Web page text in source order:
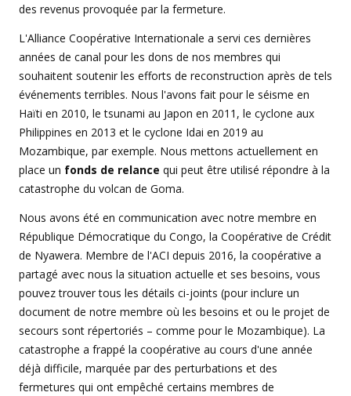
des revenus provoquée par la fermeture.
L'Alliance Coopérative Internationale a servi ces dernières
années de canal pour les dons de nos membres qui
souhaitent soutenir les efforts de reconstruction après de tels
événements terribles. Nous l'avons fait pour le séisme en
Haïti en 2010, le tsunami au Japon en 2011, le cyclone aux
Philippines en 2013 et le cyclone Idai en 2019 au
Mozambique, par exemple. Nous mettons actuellement en
place un fonds de relance qui peut être utilisé répondre à la
catastrophe du volcan de Goma.
Nous avons été en communication avec notre membre en
République Démocratique du Congo, la Coopérative de Crédit
de Nyawera. Membre de l'ACI depuis 2016, la coopérative a
partagé avec nous la situation actuelle et ses besoins, vous
pouvez trouver tous les détails ci-joints (pour inclure un
document de notre membre où les besoins et ou le projet de
secours sont répertoriés – comme pour le Mozambique). La
catastrophe a frappé la coopérative au cours d'une année
déjà difficile, marquée par des perturbations et des
fermetures qui ont empêché certains membres de